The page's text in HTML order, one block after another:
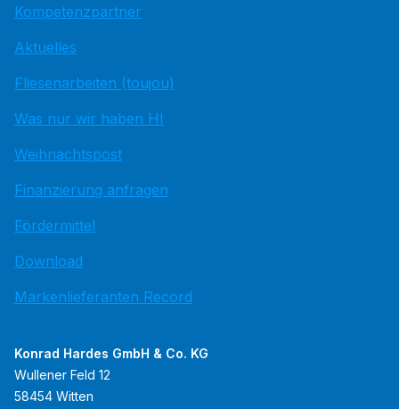
Kompetenzpartner
Aktuelles
Fliesenarbeiten (toujou)
Was nur wir haben HI
Weihnachtspost
Finanzierung anfragen
Fördermittel
Download
Markenlieferanten Record
Konrad Hardes GmbH & Co. KG
Wullener Feld 12
58454 Witten